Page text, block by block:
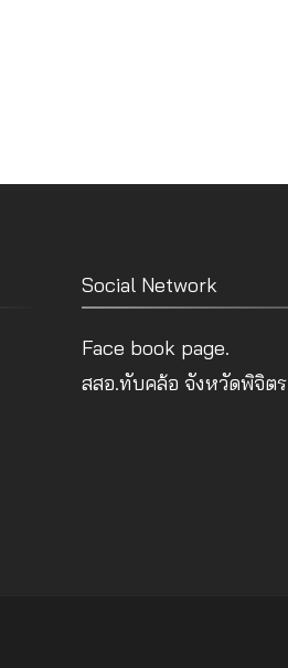
Social Network
Face book page.
สสอ.ทับคล้อ จังหวัดพิจิตร